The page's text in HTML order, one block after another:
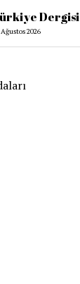
Dergisi
2026